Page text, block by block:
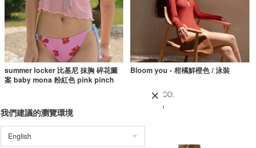
summer locker 比基尼 抹胸 碎花圖
案 baby mona 粉紅色 pink pinch
US$ 90.37
Bloom you - 柑橘鮮橙色 / 泳裝
MAILLOT CO.
US$ 92.39
我們建議的瀏覽環境